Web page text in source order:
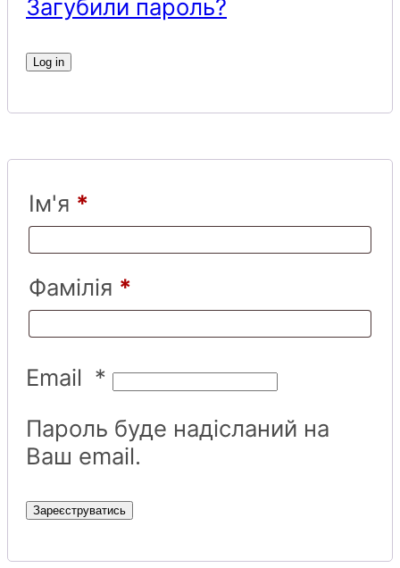
Загубили пароль?
Log in
Ім'я *
Фамілія *
Email *
Пароль буде надісланий на
Ваш email.
Зареєструватись